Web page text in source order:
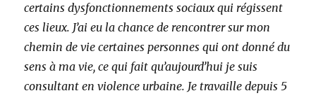
certains dysfonctionnements sociaux qui régissent
ces lieux. J’ai eu la chance de rencontrer sur mon
chemin de vie certaines personnes qui ont donné du
sens à ma vie, ce qui fait qu’aujourd’hui je suis
consultant en violence urbaine. Je travaille depuis 5